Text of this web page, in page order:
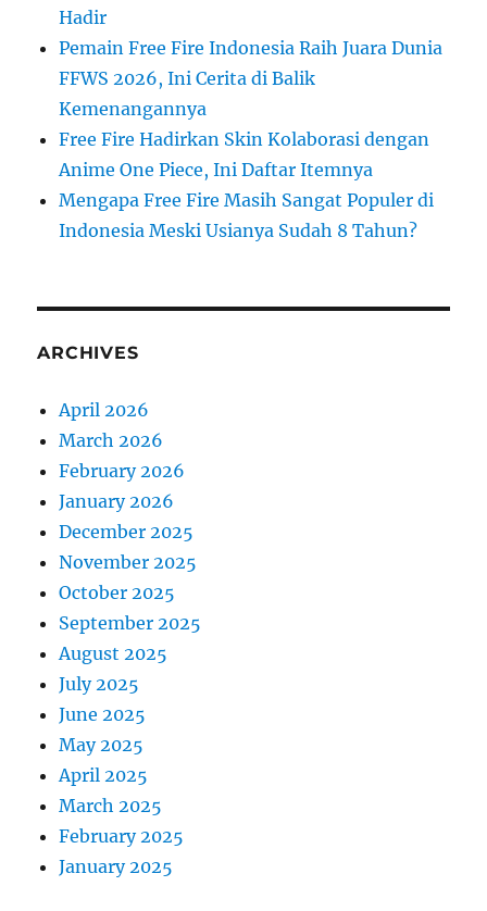
Hadir
Pemain Free Fire Indonesia Raih Juara Dunia
FFWS 2026, Ini Cerita di Balik
Kemenangannya
Free Fire Hadirkan Skin Kolaborasi dengan
Anime One Piece, Ini Daftar Itemnya
Mengapa Free Fire Masih Sangat Populer di
Indonesia Meski Usianya Sudah 8 Tahun?
ARCHIVES
April 2026
March 2026
February 2026
January 2026
December 2025
November 2025
October 2025
September 2025
August 2025
July 2025
June 2025
May 2025
April 2025
March 2025
February 2025
January 2025